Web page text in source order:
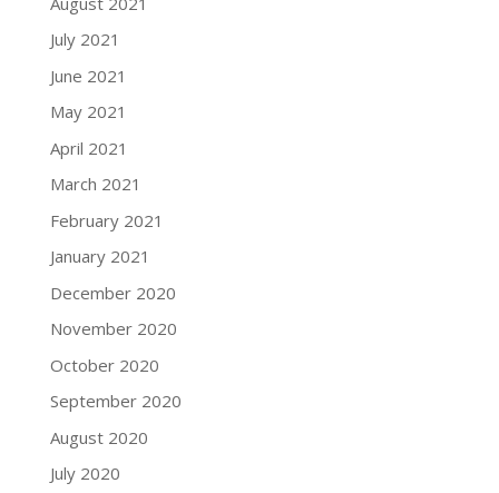
July 2021
June 2021
May 2021
April 2021
March 2021
February 2021
January 2021
December 2020
November 2020
October 2020
September 2020
August 2020
July 2020